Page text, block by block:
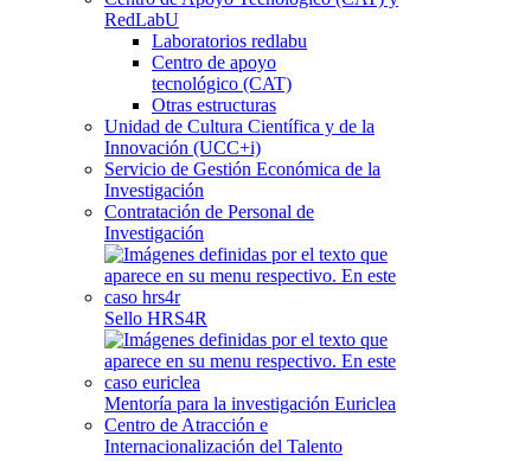
RedLabU
Laboratorios redlabu
Centro de apoyo
tecnológico (CAT)
Otras estructuras
Unidad de Cultura Científica y de la
Innovación (UCC+i)
Servicio de Gestión Económica de la
Investigación
Contratación de Personal de
Investigación
Sello HRS4R
Mentoría para la investigación Euriclea
Centro de Atracción e
Internacionalización del Talento